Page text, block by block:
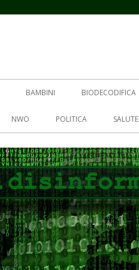
BAMBINI BIODECODIFICA
NWO POLITICA SALUTE